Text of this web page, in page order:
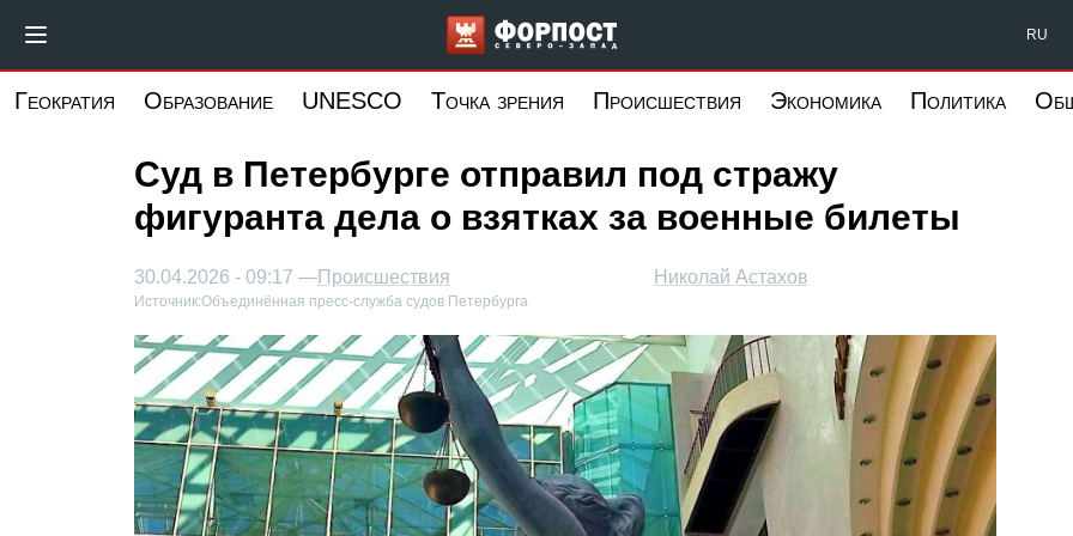
основному
Форпост Северо-Запад RU
Геократия Образование UNESCO Точка зрения Происшествия Экономика Политика
Суд в Петербурге отправил под стражу
фигуранта дела о взятках за военные билеты
Николай Астахов
30.04.2026 - 09:17 —Происшествия
Источник:Объединённая пресс-служба судов Петербурга